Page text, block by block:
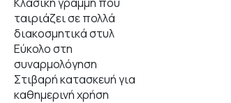
ταιριάζει σε πολλά
διακοσμητικά στυλ
Εύκολο στη
συναρμολόγηση
Στιβαρή κατασκευή για
καθημερινή χρήση